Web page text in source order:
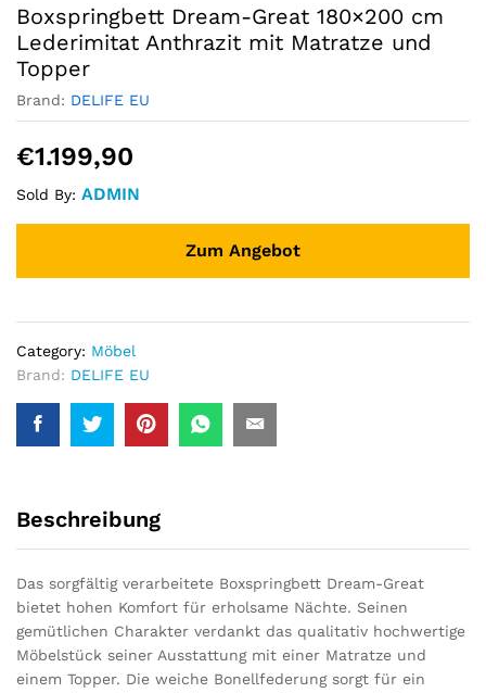
Boxspringbett Dream-Great 180×200 cm
Lederimitat Anthrazit mit Matratze und
Topper
Brand: DELIFE EU
€1.199,90
Sold By: ADMIN
Zum Angebot
Category: Möbel
Brand: DELIFE EU
Beschreibung
Das sorgfältig verarbeitete Boxspringbett Dream-Great
bietet hohen Komfort für erholsame Nächte. Seinen
gemütlichen Charakter verdankt das qualitativ hochwertige
Möbelstück seiner Ausstattung mit einer Matratze und
einem Topper. Die weiche Bonellfederung sorgt für ein